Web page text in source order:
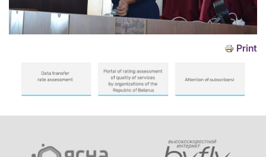
Print